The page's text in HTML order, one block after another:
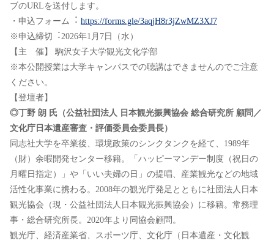
ブのURLを送付します。
・申込フォーム︓ https://forms.gle/3aqjH8r3jZwMZ3XJ7
※申込締切︓2026年1⽉7⽇（⽔）
【主 催】 駒沢⼥⼦⼤学観光⽂化学部
※本公開授業は⼤学キャンパスでの聴講はできませんのでご注意
ください。
【登壇者】
◎丁野 朗 ⽒（公益社団法⼈ ⽇本観光振興協会 総合研究所 顧問／
⽂化庁⽇本遺産審査・評価委員会委員⻑）
同志社⼤学を卒業後、環境政策のシンクタンクを経て、1989年
（財）余暇開発センター移籍。「ハッピーマンデー制度（祝⽇の
⽉曜⽇指定）」や「いい夫婦の⽇」の提唱、産業観光などの地域
活性化事業に携わる。2008年の観光庁発⾜とともに社団法⼈⽇本
観光協会（現・公益社団法⼈⽇本観光振興協会）に移籍。常務理
事・総合研究所⻑。2020年より同協会顧問。
観光庁、経済産業省、スポーツ庁、⽂化庁（⽇本遺産・⽂化観